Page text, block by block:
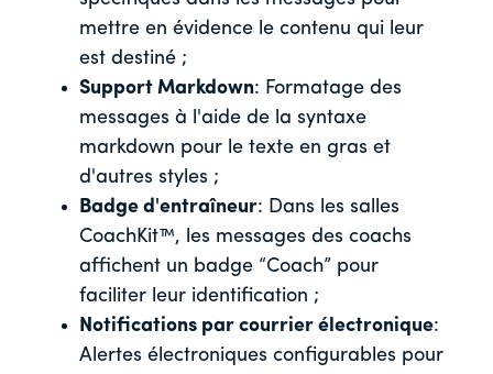
mettre en évidence le contenu qui leur
est destiné ;
Support Markdown: Formatage des
messages à l'aide de la syntaxe
markdown pour le texte en gras et
d'autres styles ;
Badge d'entraîneur: Dans les salles
CoachKit™, les messages des coachs
affichent un badge “Coach” pour
faciliter leur identification ;
Notifications par courrier électronique:
Alertes électroniques configurables pour